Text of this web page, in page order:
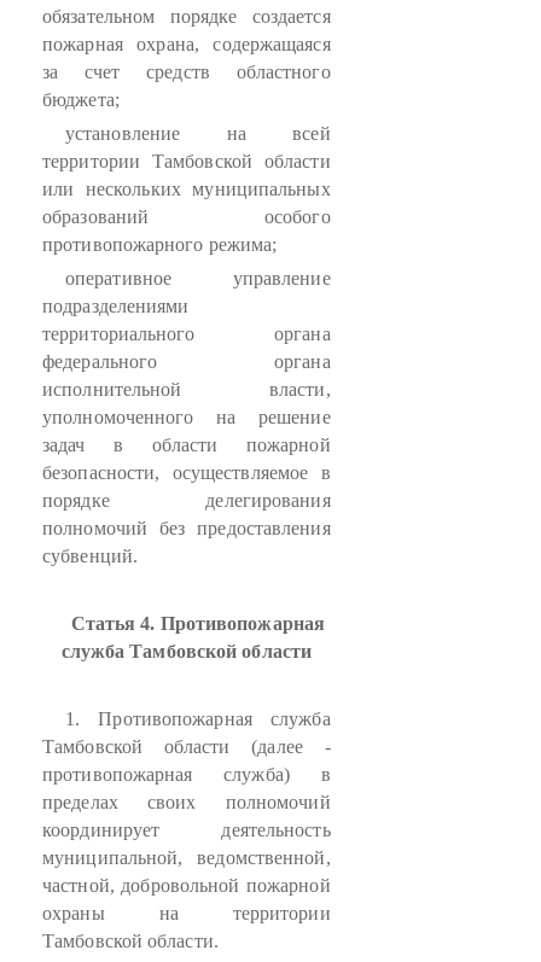
обязательном порядке создается
пожарная охрана, содержащаяся
за счет средств областного
бюджета;
установление на всей
территории Тамбовской области
или нескольких муниципальных
образований особого
противопожарного режима;
оперативное управление
подразделениями
территориального органа
федерального органа
исполнительной власти,
уполномоченного на решение
задач в области пожарной
безопасности, осуществляемое в
порядке делегирования
полномочий без предоставления
субвенций.
Статья 4. Противопожарная
служба Тамбовской области
1. Противопожарная служба
Тамбовской области (далее -
противопожарная служба) в
пределах своих полномочий
координирует деятельность
муниципальной, ведомственной,
частной, добровольной пожарной
охраны на территории
Тамбовской области.